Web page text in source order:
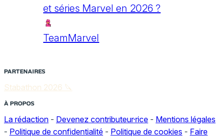
et séries Marvel en 2026 ?
TeamMarvel
PARTENAIRES
Stabathon 2026 🔪
À PROPOS
La rédaction - Devenez contributeur·rice - Mentions légales
- Politique de confidentialité - Politique de cookies - Faire